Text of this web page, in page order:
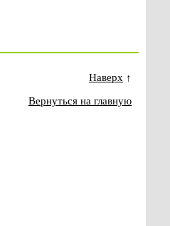
Наверх ↑
Вернуться на главную